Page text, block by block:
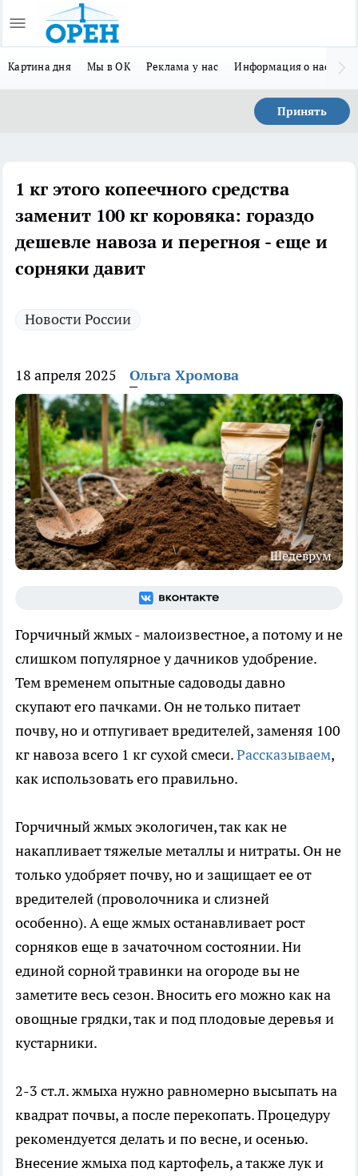
Картина дня Мы в ОК Реклама у нас Информация о нас
Принять
1 кг этого копеечного средства
заменит 100 кг коровяка: гораздо
дешевле навоза и перегноя - еще и
сорняки давит
Новости России
18 апреля 2025 Ольга Хромова
Шедеврум
Горчичный жмых - малоизвестное, а потому и не
слишком популярное у дачников удобрение.
Тем временем опытные садоводы давно
скупают его пачками. Он не только питает
почву, но и отпугивает вредителей, заменяя 100
кг навоза всего 1 кг сухой смеси.Рассказываем,
как использовать его правильно.
Горчичный жмых экологичен, так как не
накапливает тяжелые металлы и нитраты. Он не
только удобряет почву, но и защищает ее от
вредителей (проволочника и слизней
особенно). А еще жмых останавливает рост
сорняков еще в зачаточном состоянии. Ни
единой сорной травинки на огороде вы не
заметите весь сезон. Вносить его можно как на
овощные грядки, так и под плодовые деревья и
кустарники.
2-3 ст.л. жмыха нужно равномерно высыпать на
квадрат почвы, а после перекопать. Процедуру
рекомендуется делать и по весне, и осенью.
Внесение жмыха под картофель, а также лук и